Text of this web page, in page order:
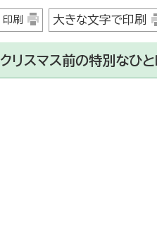
印刷 大きな文字で印刷
クリスマス前の特別なひ